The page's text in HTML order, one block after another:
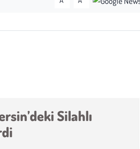
Silahlı